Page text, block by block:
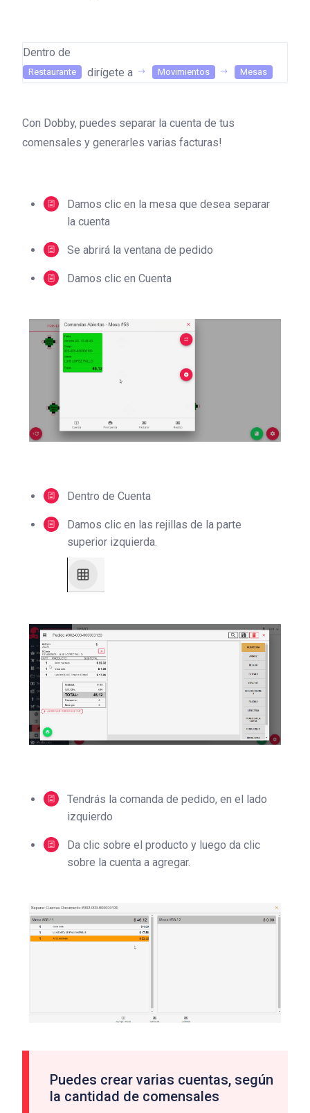
Dentro de
Restaurante dirígete a Movimientos Mesas
Con Dobby, puedes separar la cuenta de tus
comensales y generarles varias facturas!
Damos clic en la mesa que desea separar
la cuenta
Se abrirá la ventana de pedido
Damos clic en Cuenta
Dentro de Cuenta
Damos clic en las rejillas de la parte
superior izquierda.
Tendrás la comanda de pedido, en el lado
izquierdo
Da clic sobre el producto y luego da clic
sobre la cuenta a agregar.
Puedes crear varias cuentas, según
la cantidad de comensales